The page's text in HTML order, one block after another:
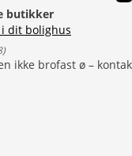
butikker
dit bolighus
)
ikke brofast ø –